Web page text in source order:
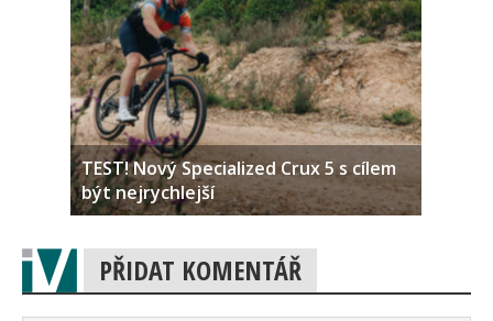
TEST! Nový Specialized Crux 5 s cílem
být nejrychlejší
PŘIDAT KOMENTÁŘ